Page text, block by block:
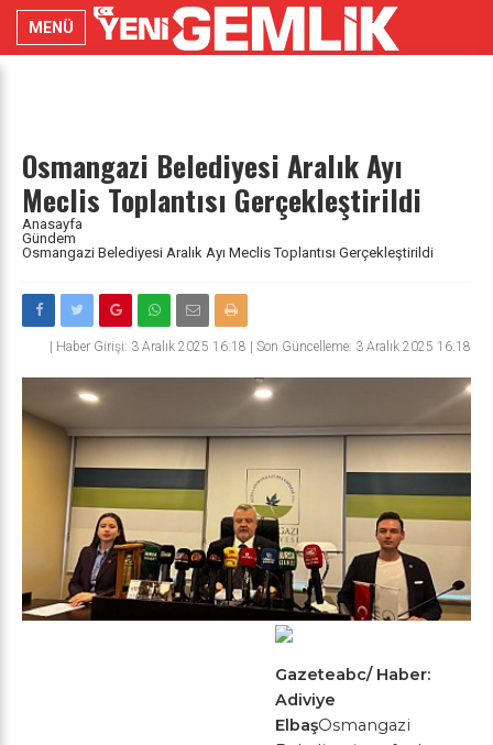
MENÜ
Osmangazi Belediyesi Aralık Ayı
Meclis Toplantısı Gerçekleştirildi
Anasayfa
Gündem
Osmangazi Belediyesi Aralık Ayı Meclis Toplantısı Gerçekleştirildi
Haber Girişi: 3 Aralık 2025 16:18 | Son Güncelleme: 3 Aralık 2025 16:18
Gazeteabc/ Haber:
Adiviye
ElbaşOsmangazi